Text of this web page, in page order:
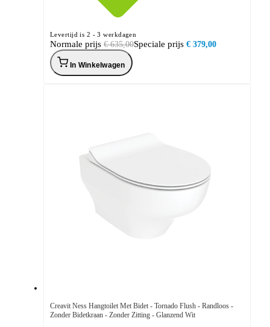
Levertijd is 2 - 3 werkdagen
Speciale prijs € 379,00
Normale prijs € 635,00
In Winkelwagen
Creavit Ness Hangtoilet Met Bidet - Tornado Flush - Randloos -
Zonder Bidetkraan - Zonder Zitting - Glanzend Wit